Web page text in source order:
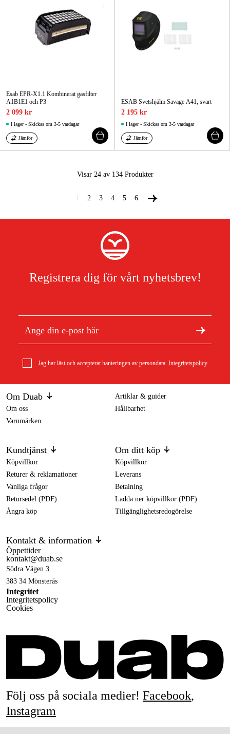
Esab EPR-X1.1 Kombinerat gasfilter
A1B1E1 och P3
2 099 kr
I lager - Skickas om 3-5 vardagar
Jämför
ESAB Svetshjälm Savage A41, svart
2 195 kr
I lager - Skickas om 3-5 vardagar
Jämför
Visar 24 av 134 Produkter
2 3 4 5 6
Registrera dig för vårt nyhetsbrev!
Jag har läst och accepterat hanteringen av persondata. Integritetspolicy
Om Duab
Om oss
Varumärken
Artiklar & guider
Hållbarhet
Kundtjänst
Köpvillkor
Returer & reklamationer
Vanliga frågor
Retursedel (PDF)
Ångra köp
Om ditt köp
Köpvillkor
Leverans
Betalning
Ladda ner köpvillkor (PDF)
Tillgänglighetsredogörelse
Kontakt & information
Öppettider
kontakt@duab.se
Södra Vägen 3
383 34 Mönsterås
Integritet
Integritetspolicy
Cookies
Följ oss på sociala medier! Facebook,
Instagram